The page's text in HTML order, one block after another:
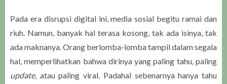
Pada era disrupsi digital ini, media sosial begitu ramai dan
riuh. Namun, banyak hal terasa kosong, tak ada isinya, tak
ada maknanya. Orang berlomba-lomba tampil dalam segala
hal, memperlihatkan bahwa dirinya yang paling tahu, paling
update, atau paling viral. Padahal sebenarnya hanya tahu